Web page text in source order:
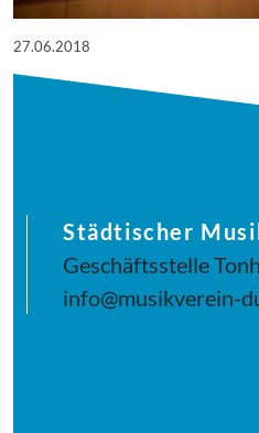
27.06.2018
Städtischer
Geschäftsstelle
info@musikverein-